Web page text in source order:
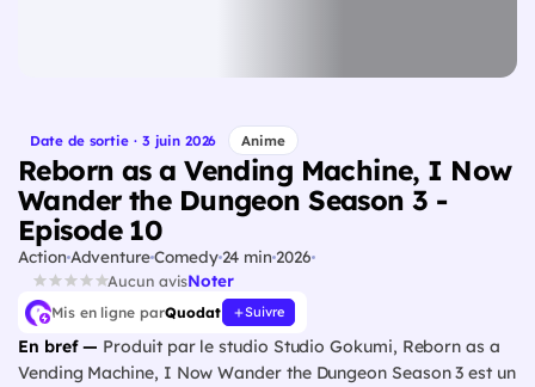
Date de sortie · 3 juin 2026 Anime
Reborn as a Vending Machine, I Now
Wander the Dungeon Season 3 -
Episode 10
Action AdventureComedy24 min 2026
Aucun avisNoter
Mis en ligne parQuodat Suivre
En bref — Produit par le studio Studio Gokumi, Reborn as a
Vending Machine, I Now Wander the Dungeon Season 3 est un